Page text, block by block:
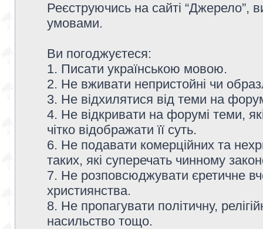
Реєструючись на сайті “Джерело”,
умовами.
Ви погоджуєтеся:
1. Писати українською мовою.
2. Не вживати непристойні чи
3. Не відхилятися від теми на
4. Не відкривати на форумі теми,
чітко відображати її суть.
6. Не подавати комерційних та
таких, які суперечать чинному
7. Не розповсюджувати єретичне
християнства.
8. Не пропагувати політичну,
насильство тощо.